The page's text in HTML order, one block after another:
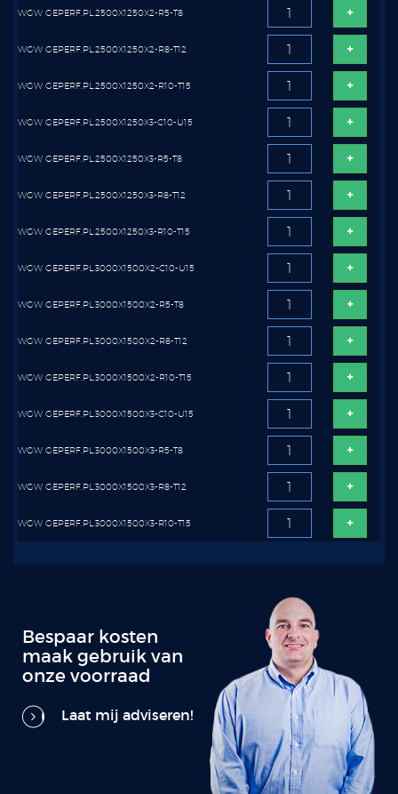
WGW GEPERF.PL.2500X1250X2-R5-T8
WGW GEPERF.PL.2500X1250X2-R8-T12
WGW GEPERF.PL.2500X1250X2-R10-T15
WGW GEPERF.PL.2500X1250X3-C10-U15
WGW GEPERF.PL.2500X1250X3-R5-T8
WGW GEPERF.PL.2500X1250X3-R8-T12
WGW GEPERF.PL.2500X1250X3-R10-T15
WGW GEPERF.PL.3000X1500X2-C10-U15
WGW GEPERF.PL.3000X1500X2-R5-T8
WGW GEPERF.PL.3000X1500X2-R8-T12
WGW GEPERF.PL.3000X1500X2-R10-T15
WGW GEPERF.PL.3000X1500X3-C10-U15
WGW GEPERF.PL.3000X1500X3-R5-T8
WGW GEPERF.PL.3000X1500X3-R8-T12
WGW GEPERF.PL.3000X1500X3-R10-T15
Bespaar kosten
maak gebruik van
onze voorraad
Laat mij adviseren!